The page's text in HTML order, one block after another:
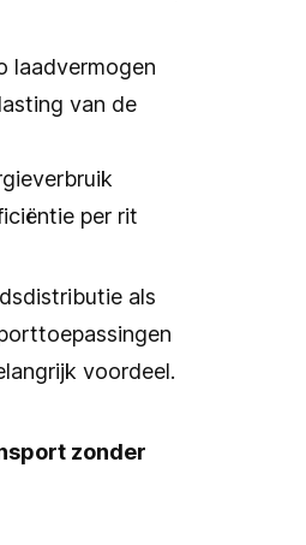
laadvermogen
van de
per rit
als
voordeel.
zonder